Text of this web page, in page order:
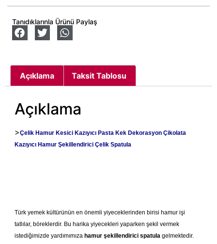
Tanıdıklarınla Ürünü Paylaş
Açıklama Taksit Tablosu
Açıklama
>Çelik Hamur Kesici Kazıyıcı Pasta Kek Dekorasyon Çikolata
Kazıyıcı Hamur Şekillendirici Çelik Spatula
Türk yemek kültürünün en önemli yiyeceklerinden birisi hamur işi
tatlılar, böreklerdir. Bu harika yiyecekleri yaparken şekil vermek
istediğimizde yardımımıza hamur şekillendirici spatula gelmektedir.